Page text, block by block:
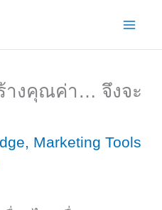
างคุณค่า… จึงจะ
, Marketing Tools